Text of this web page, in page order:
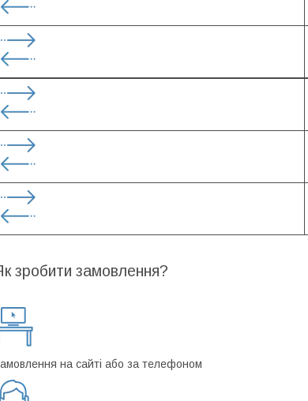
зробити замовлення?
на сайті або за телефоном